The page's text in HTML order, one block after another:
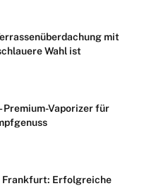
mit
Wahl ist
Premium-Vaporizer für
Frankfurt: Erfolgreiche